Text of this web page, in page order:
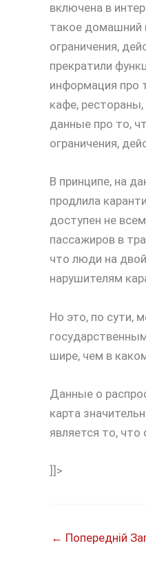
включена в
такое домашний
ограничения,
прекратили
информация про
кафе,
данные про то,
ограничения,
В принципе, на
продлила
доступен не
пассажиров в
что люди на
нарушителям
Но это, по сути,
шире, чем в
Данные о
карта
является то,
]]>
← Попередній